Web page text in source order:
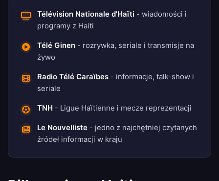
Télévision Nationale d'Haïti - wiadomości i
programy z Haiti
Télé Ginen - rozrywka, seriale i transmisje na
żywo
Radio Télé Caraïbes - informacje, talk-show i
seriale
TNH - Ligue Haïtienne i mecze reprezentacji
Le Nouvelliste - jedno z najchętniej czytanych
źródeł informacji w kraju